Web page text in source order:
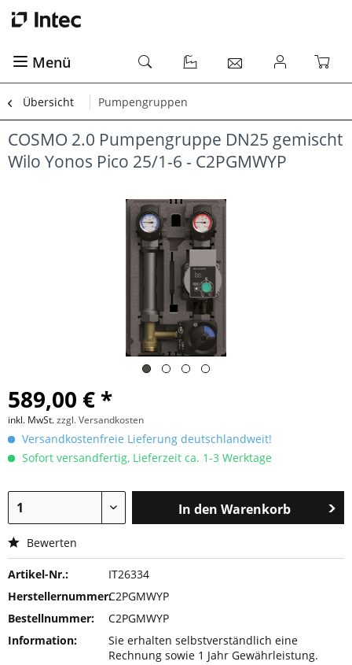
Menü
Übersicht Pumpengruppen
COSMO 2.0 Pumpengruppe DN25 gemischt
Wilo Yonos Pico 25/1-6 - C2PGMWYP
589,00 € *
inkl. MwSt.zzgl. Versandkosten
Versandkostenfreie Lieferung deutschlandweit!
Sofort versandfertig, Lieferzeit ca. 1-3 Werktage
In den Warenkorb
Bewerten
Artikel-Nr.:
IT26334
Herstellernummer:C2PGMWYP
Bestellnummer:
C2PGMWYP
Information:
Sie erhalten selbstverständlich eine
Rechnung sowie 1 Jahr Gewährleistung.